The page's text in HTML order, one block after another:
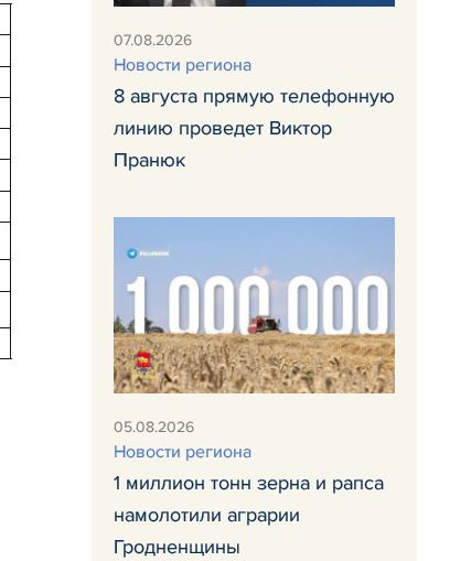
07.08.2026
Новости региона
8 августа прямую телефонную
линию проведет Виктор
Пранюк
05.08.2026
Новости региона
1 миллион тонн зерна и рапса
намолотили аграрии
Гродненщины